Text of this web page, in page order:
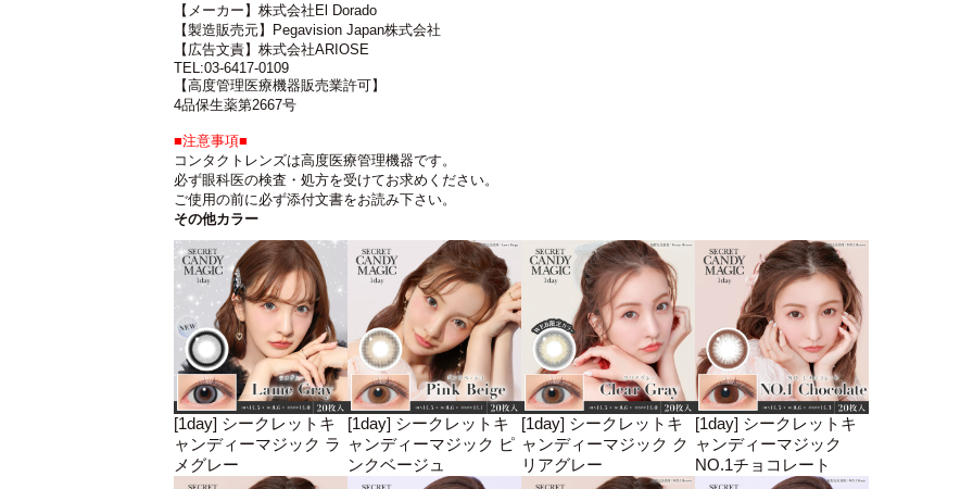
【メーカー】株式会社El Dorado
【製造販売元】Pegavision Japan株式会社
【広告文責】株式会社ARIOSE
TEL:03-6417-0109
【高度管理医療機器販売業許可】
4品保生薬第2667号
■注意事項■
コンタクトレンズは高度医療管理機器です。
必ず眼科医の検査・処方を受けてお求めください。
ご使用の前に必ず添付文書をお読み下さい。
その他カラー
[1day] シークレットキ
ャンディーマジック ラ
メグレー
[1day] シークレットキ
ャンディーマジック ピ
ンクベージュ
[1day] シークレットキ
ャンディーマジック ク
リアグレー
[1day] シークレットキ
ャンディーマジック
NO.1チョコレート